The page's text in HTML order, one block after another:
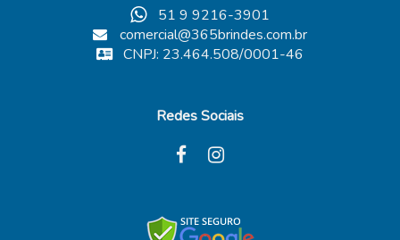
51 9 9216-3901
comercial@365brindes.com.br
CNPJ: 23.464.508/0001-46
Redes Sociais